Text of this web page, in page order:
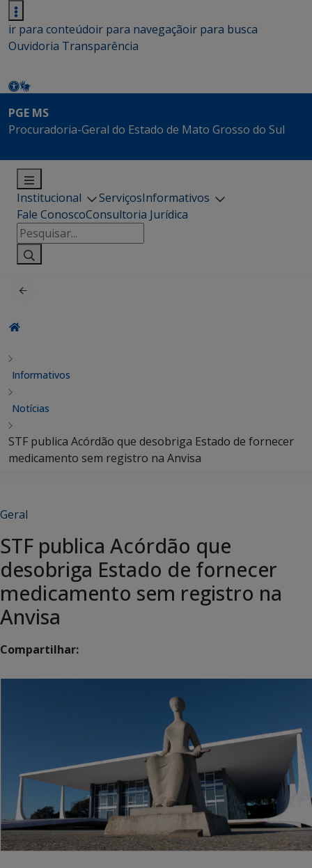
ir para conteúdoir para navegaçãoir para busca
Ouvidoria Transparência
PGE MS
Procuradoria-Geral do Estado de Mato Grosso do Sul
Institucional ServiçosInformativos
Fale ConoscoConsultoria Jurídica
Pesquisar
por:
Informativos
Notícias
STF publica Acórdão que desobriga Estado de fornecer
medicamento sem registro na Anvisa
Geral
STF publica Acórdão que
desobriga Estado de fornecer
medicamento sem registro na
Anvisa
Compartilhar: